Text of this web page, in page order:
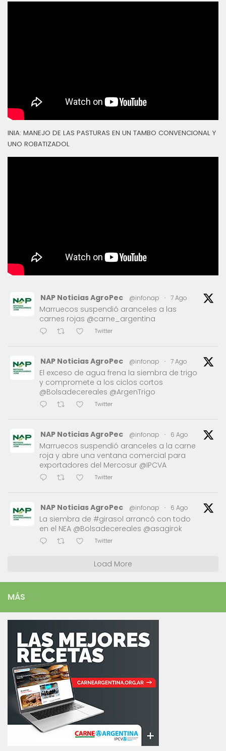
INIA: MANEJO DE LAS PASTURAS EN UN TAMBO CONVENCIONAL Y
UNO ROBATIZADOL
NAP Noticias AgroPec @infonap · 7 Ago
Marruecos suspendió aranceles a las
carnes rojas @carne_argentina
Twitter
NAP Noticias AgroPec @infonap · 7 Ago
El exceso de agua frena la siembra de trigo
y compromete a los ciclos cortos
@Bolsadecereales @ArgenTrigo
Twitter
NAP Noticias AgroPec @infonap · 6 Ago
Marruecos suspendió aranceles a la carne
roja y abre una ventana comercial para
exportadores del Mercosur @IPCVA
Twitter
NAP Noticias AgroPec @infonap · 6 Ago
La siembra de #girasol arrancó con todo
en el NEA @Bolsadecereales @asagirok
Twitter
Load More
MÁS